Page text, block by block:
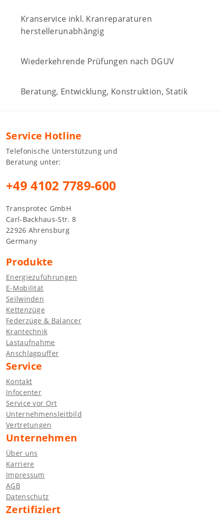
Kranservice inkl. Kranreparaturen
herstellerunabhängig
Wiederkehrende Prüfungen nach DGUV
Beratung, Entwicklung, Konstruktion, Statik
Service Hotline
Telefonische Unterstützung und
Beratung unter:
+49 4102 7789-600
Transprotec GmbH
Carl-Backhaus-Str. 8
22926 Ahrensburg
Germany
Produkte
Energiezuführungen
E-Mobilität
Seilwinden
Kettenzüge
Federzüge & Balancer
Krantechnik
Lastaufnahme
Anschlagpuffer
Service
Kontakt
Infocenter
Service vor Ort
Unternehmensleitbild
Vertretungen
Unternehmen
Über uns
Karriere
Impressum
AGB
Datenschutz
Zertifiziert